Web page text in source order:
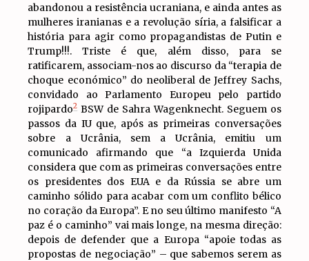
abandonou a resistência ucraniana, e ainda antes as
mulheres iranianas e a revolução síria, a falsificar a
história para agir como propagandistas de Putin e
Trump!!!. Triste é que, além disso, para se
ratificarem, associam-nos ao discurso da “terapia de
choque económico” do neoliberal de Jeffrey Sachs,
convidado ao Parlamento Europeu pelo partido
rojipardo2 BSW de Sahra Wagenknecht. Seguem os
passos da IU que, após as primeiras conversações
sobre a Ucrânia, sem a Ucrânia, emitiu um
comunicado afirmando que “a Izquierda Unida
considera que com as primeiras conversações entre
os presidentes dos EUA e da Rússia se abre um
caminho sólido para acabar com um conflito bélico
no coração da Europa”. E no seu último manifesto “A
paz é o caminho” vai mais longe, na mesma direção:
depois de defender que a Europa “apoie todas as
propostas de negociação” – que sabemos serem as